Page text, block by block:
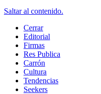
Saltar al contenido.
Cerrar
Editorial
Firmas
Res Publica
Carrón
Cultura
Tendencias
Seekers